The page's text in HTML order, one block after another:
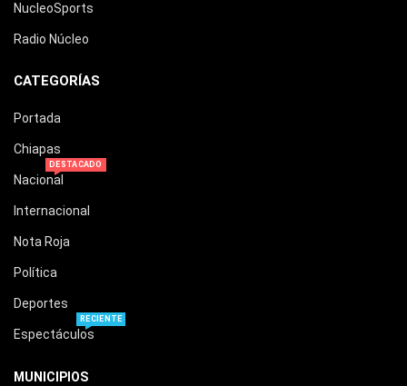
NucleoSports
Radio Núcleo
CATEGORÍAS
Portada
Chiapas
Nacional
DESTACADO
Internacional
Nota Roja
Política
Deportes
Espectáculos
RECIENTE
MUNICIPIOS